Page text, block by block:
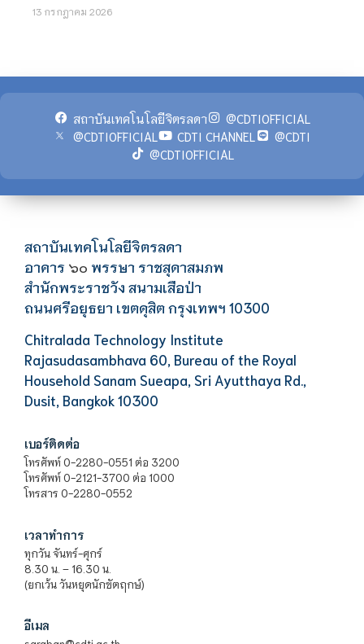
13 กรกฎาคม 2026
สถาบันเทคโนโลยีจิตรลดา
@CDTIOFFICIAL
@CDTIOFFICIAL
CDTI CHANNEL
@CDTI
@CDTIOFFICIAL
สถาบันเทคโนโลยีจิตรลดา
อาคาร ๖๐ พรรษา ราชสุดาสมภพ
สำนักพระราชวัง สนามเสือป่า
ถนนศรีอยุธยา เขตดุสิต กรุงเทพฯ 10300
Chitralada Technology Institute
Rajasudasambhava 60, Bureau of the Royal
Household Sanam Sueapa, Sri Ayutthaya Rd.,
Dusit, Bangkok 10300
เบอร์ติดต่อ
โทรศัพท์ 0-2280-0551 ต่อ 3200
โทรศัพท์ 0-2121-3700 ต่อ 1000
โทรสาร 0-2280-0552
เวลาทำการ
ทุกวัน จันทร์-ศุกร์
8.30 น. – 16.30 น.
(ยกเว้น วันหยุดนักขัตฤกษ์)
อีเมล